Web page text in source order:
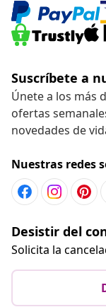
Suscríbete a
Únete a los más
ofertas
novedades de
Nuestras redes
Desistir del
Solicita la